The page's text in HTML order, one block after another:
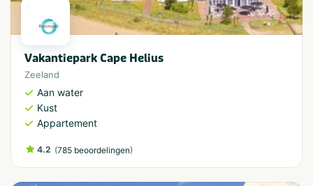
Vakantiepark Cape Helius
Zeeland
Aan water
Kust
Appartement
4.2 (785 beoordelingen)